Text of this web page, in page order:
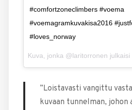
#comfortzoneclimbers #voema
#voemagramkuvakisa2016
#loves_norway
Kuva, jonka @laritorronen julkaisi
”Loistavasti vangittu
kuvaan tunnelman, johon